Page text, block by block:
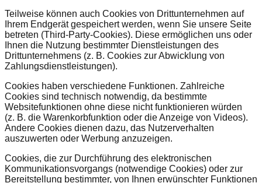
Teilweise können auch Cookies von Drittunternehmen auf
Ihrem Endgerät gespeichert werden, wenn Sie unsere Seite
betreten (Third-Party-Cookies). Diese ermöglichen uns oder
Ihnen die Nutzung bestimmter Dienstleistungen des
Drittunternehmens (z. B. Cookies zur Abwicklung von
Zahlungsdienstleistungen).
Cookies haben verschiedene Funktionen. Zahlreiche
Cookies sind technisch notwendig, da bestimmte
Websitefunktionen ohne diese nicht funktionieren würden
(z. B. die Warenkorbfunktion oder die Anzeige von Videos).
Andere Cookies dienen dazu, das Nutzerverhalten
auszuwerten oder Werbung anzuzeigen.
Cookies, die zur Durchführung des elektronischen
Kommunikationsvorgangs (notwendige Cookies) oder zur
Bereitstellung bestimmter, von Ihnen erwünschter Funktionen